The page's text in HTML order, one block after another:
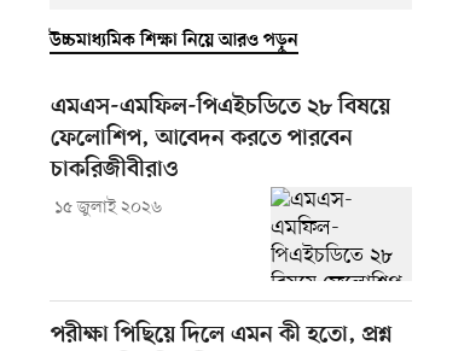
উচ্চমাধ্যমিক শিক্ষা নিয়ে আরও পড়ুন
এমএস-এমফিল-পিএইচডিতে ২৮ বিষয়ে
ফেলোশিপ, আবেদন করতে পারবেন
চাকরিজীবীরাও
১৫ জুলাই ২০২৬
পরীক্ষা পিছিয়ে দিলে এমন কী হতো, প্রশ্ন